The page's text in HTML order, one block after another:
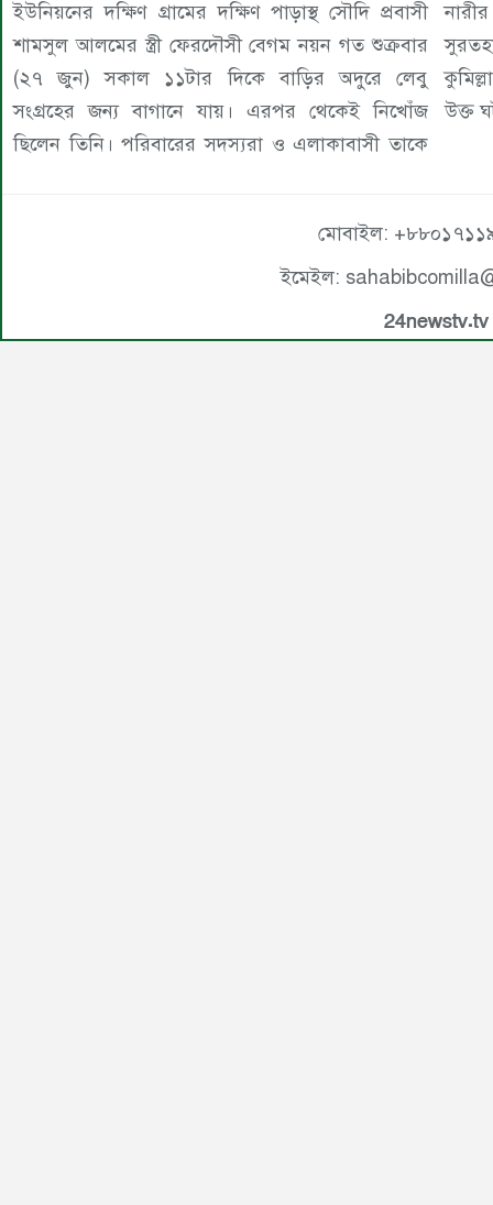
ইউনিয়নের দক্ষিণ গ্রামের দক্ষিণ পাড়াস্থ সৌদি প্রবাসী
শামসুল আলমের স্ত্রী ফেরদৌসী বেগম নয়ন গত শুক্রবার
(২৭ জুন) সকাল ১১টার দিকে বাড়ির অদুরে লেবু
সংগ্রহের জন্য বাগানে যায়। এরপর থেকেই নিখোঁজ
ছিলেন তিনি। পরিবারের সদস্যরা ও এলাকাবাসী তাকে
উক্ত
মোবাইল:
ইমেইল:
24newstv.tv